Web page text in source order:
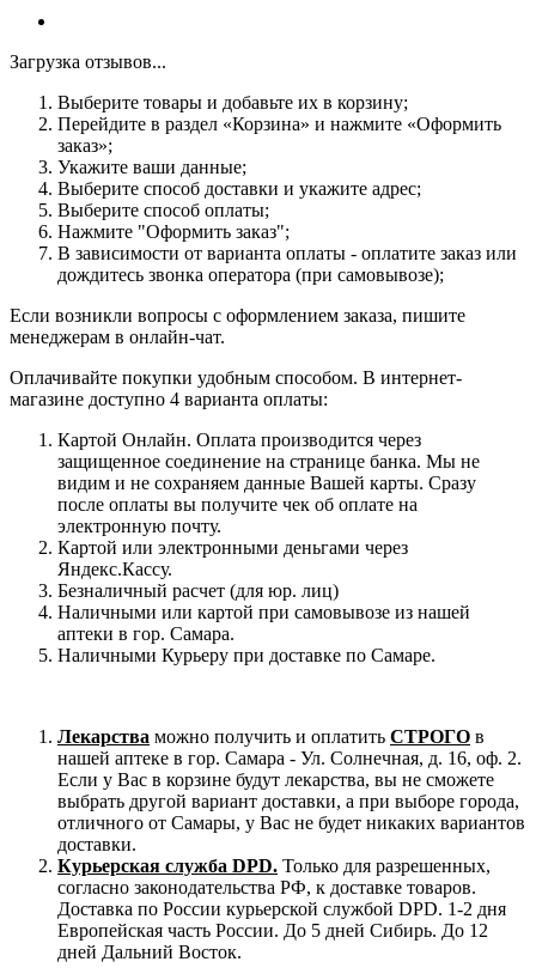
Загрузка отзывов...
Выберите товары и добавьте их в корзину;
Перейдите в раздел «Корзина» и нажмите «Оформить
заказ»;
Укажите ваши данные;
Выберите способ доставки и укажите адрес;
Выберите способ оплаты;
Нажмите "Оформить заказ";
В зависимости от варианта оплаты - оплатите заказ или
дождитесь звонка оператора (при самовывозе);
Если возникли вопросы с оформлением заказа, пишите
менеджерам в онлайн-чат.
Оплачивайте покупки удобным способом. В интернет-
магазине доступно 4 варианта оплаты:
Картой Онлайн. Оплата производится через
защищенное соединение на странице банка. Мы не
видим и не сохраняем данные Вашей карты. Сразу
после оплаты вы получите чек об оплате на
электронную почту.
Картой или электронными деньгами через
Яндекс.Кассу.
Безналичный расчет (для юр. лиц)
Наличными или картой при самовывозе из нашей
аптеки в гор. Самара.
Наличными Курьеру при доставке по Самаре.
Лекарства можно получить и оплатить СТРОГО в
нашей аптеке в гор. Самара - Ул. Солнечная, д. 16, оф. 2.
Если у Вас в корзине будут лекарства, вы не сможете
выбрать другой вариант доставки, а при выборе города,
отличного от Самары, у Вас не будет никаких вариантов
доставки.
Курьерская служба DPD. Только для разрешенных,
согласно законодательства РФ, к доставке товаров.
Доставка по России курьерской службой DPD. 1-2 дня
Европейская часть России. До 5 дней Сибирь. До 12
дней Дальний Восток.